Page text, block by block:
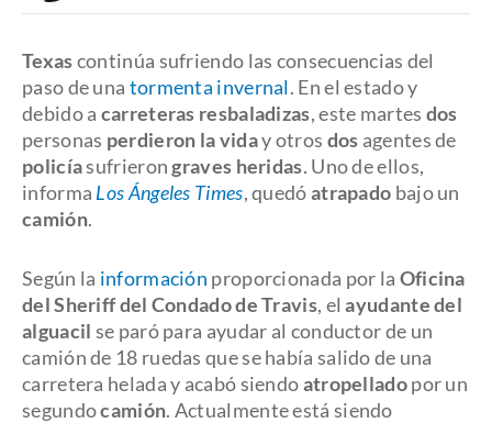
Texascontinúa sufriendo las consecuencias del
paso de una tormenta invernal. En el estado y
debido a carreteras resbaladizas, este martes dos
personas perdieron la viday otros dos agentes de
policíasufrierongraves heridas. Uno de ellos,
informa Los Ángeles Times, quedóatrapado bajo un
camión.
Según la información proporcionada por la Oficina
del Sheriff del Condado de Travis, elayudante del
alguacil se paró para ayudar al conductor de un
camión de 18 ruedas que se había salido de una
carretera helada y acabó siendoatropelladopor un
segundocamión. Actualmente está siendo